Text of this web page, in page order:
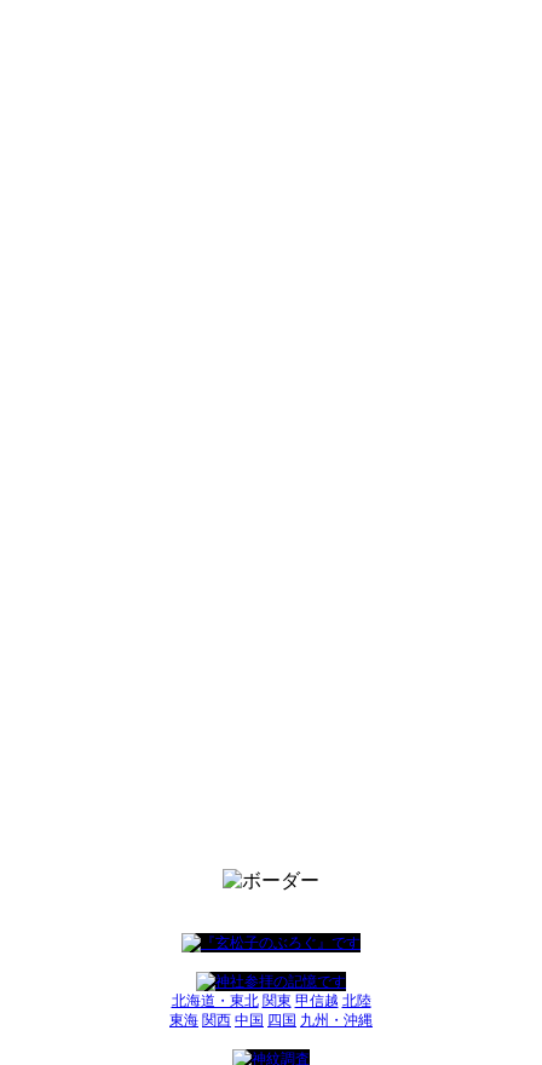
北海道・東北 関東 甲信越 北陸
東海 関西 中国 四国 九州・沖縄